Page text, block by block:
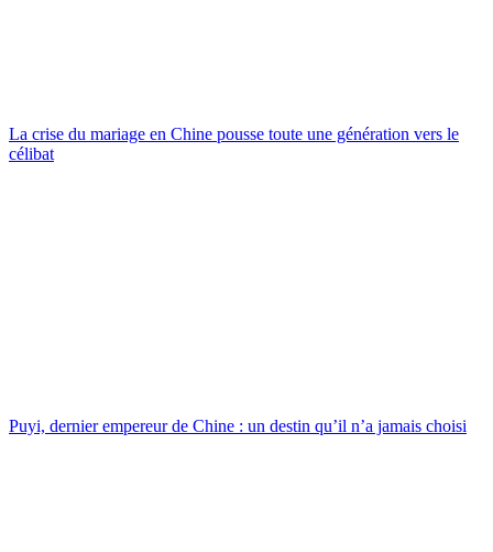
La crise du mariage en Chine pousse toute une génération vers le
célibat
Puyi, dernier empereur de Chine : un destin qu’il n’a jamais choisi